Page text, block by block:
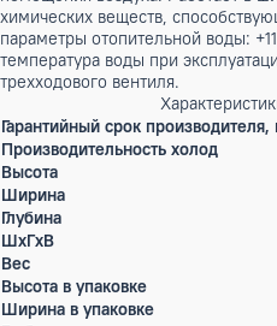
Бренд:Ecoclima Pro Vent
Артикул: X-00013408
140 185 ₽
Описание
Смесительные узлы, с
помещения воздуха.
химических веществ,
параметры отопительной
температура воды при
трехходового вентиля.